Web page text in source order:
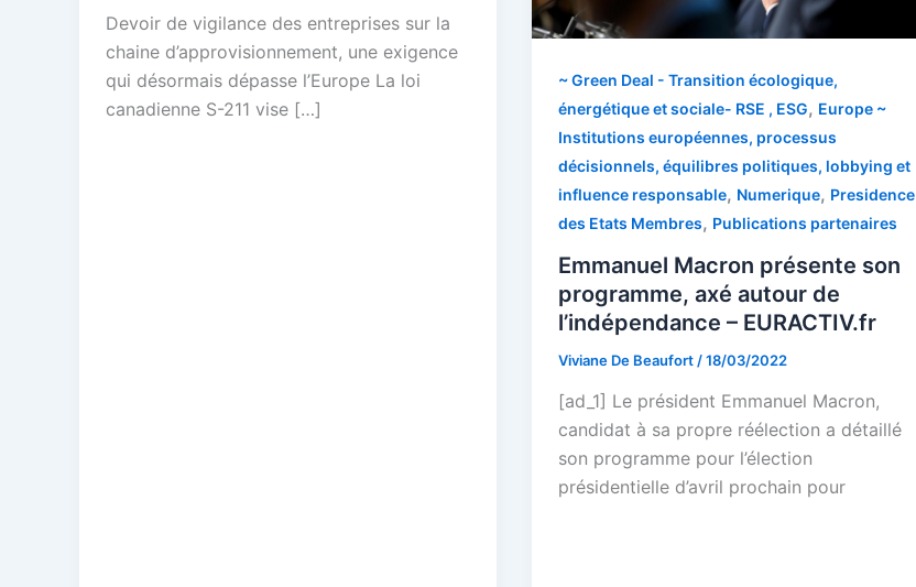
Devoir de vigilance des entreprises sur la
chaine d’approvisionnement, une exigence
qui désormais dépasse l’Europe La loi
canadienne S-211 vise […]
~ Green Deal - Transition écologique,
énergétique et sociale- RSE , ESG, Europe ~
Institutions européennes, processus
décisionnels, équilibres politiques, lobbying et
influence responsable, Numerique, Presidence
des Etats Membres, Publications partenaires
Emmanuel Macron présente son
programme, axé autour de
l’indépendance – EURACTIV.fr
Viviane De Beaufort /18/03/2022
[ad_1] Le président Emmanuel Macron,
candidat à sa propre réélection a détaillé
son programme pour l’élection
présidentielle d’avril prochain pour